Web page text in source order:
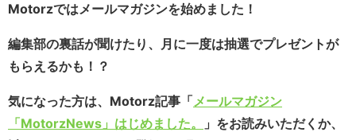
Motorzではメールマガジンを始めました！
編集部の裏話が聞けたり、月に一度は抽選でプレゼントが
もらえるかも！？
気になった方は、Motorz記事「メールマガジン
「MotorzNews」はじめました。
」をお読みいただくか、